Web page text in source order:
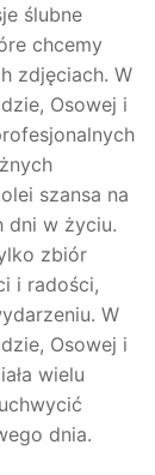
ślubne
chcemy
zdjęciach. W
Osowej i
szansa na
dni w życiu.
zbiór
i radości,
W
Osowej i
wielu
dnia.